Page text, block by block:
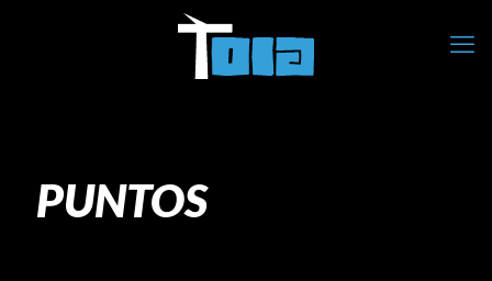
PUNTOS